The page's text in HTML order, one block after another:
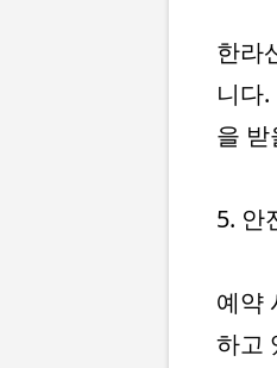
한라
니다
을
5. 안
예약
하고